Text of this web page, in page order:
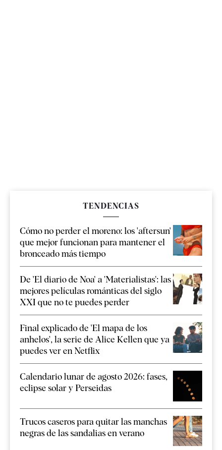
TENDENCIAS
Cómo no perder el moreno: los 'aftersun'
que mejor funcionan para mantener el
bronceado más tiempo
De 'El diario de Noa' a 'Materialistas': las
mejores películas románticas del siglo
XXI que no te puedes perder
Final explicado de 'El mapa de los
anhelos', la serie de Alice Kellen que ya
puedes ver en Netflix
Calendario lunar de agosto 2026: fases,
eclipse solar y Perseidas
Trucos caseros para quitar las manchas
negras de las sandalias en verano